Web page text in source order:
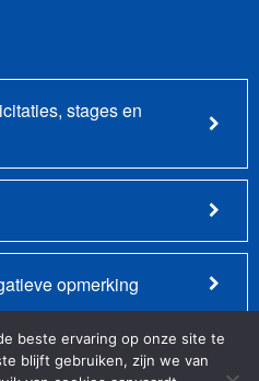
stages en
opmerking
beste ervaring op onze site te
blijft gebruiken, zijn we van